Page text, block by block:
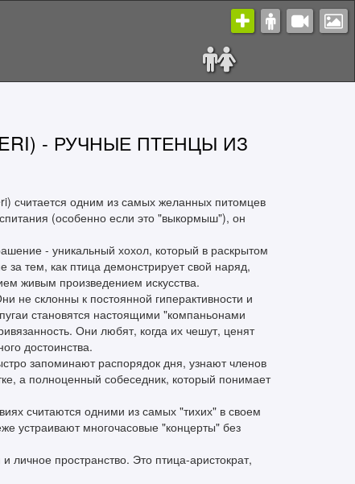
- РУЧНЫЕ ПТЕНЦЫ ИЗ
считается одним из самых желанных питомцев
(особенно если это "выкормыш"), он
- уникальный хохол, который в раскрытом
тем, как птица демонстрирует свой наряд,
живым произведением искусства.
не склонны к постоянной гиперактивности и
становятся настоящими "компаньонами
Они любят, когда их чешут, ценят
достоинства.
запоминают распорядок дня, узнают членов
а полноценный собеседник, который понимает
считаются одними из самых "тихих" в своем
устраивают многочасовые "концерты" без
личное пространство. Это птица-аристократ,